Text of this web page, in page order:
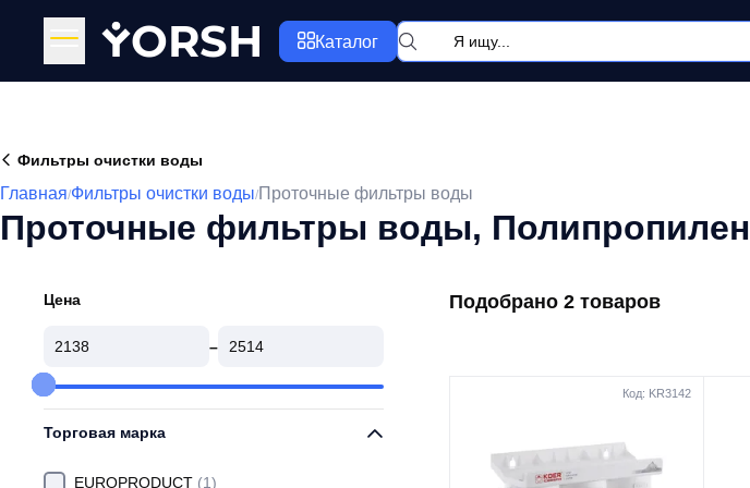
YORSH Каталог
Фильтры очистки воды
Главная/Фильтры очистки воды/Проточные фильтры воды
Проточные фильтры воды, Полипропилен
Цена
–
Торговая марка
EUROPRODUCT (1)
Подобрано 2 товаров
Код: KR3142